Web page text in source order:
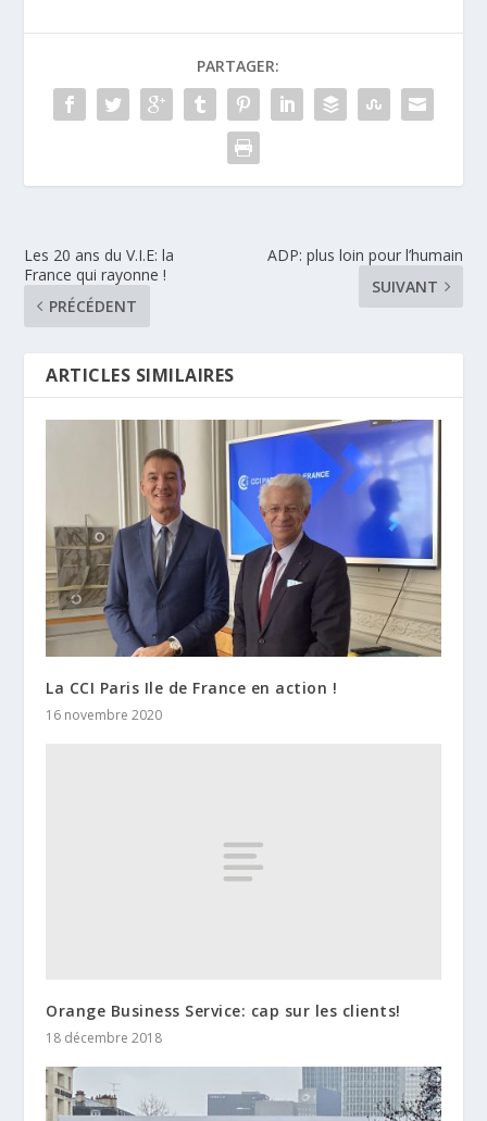
PARTAGER:
Les 20 ans du V.I.E: la
France qui rayonne !
PRÉCÉDENT
ADP: plus loin pour l’humain
SUIVANT
ARTICLES SIMILAIRES
La CCI Paris Ile de France en action !
16 novembre 2020
Orange Business Service: cap sur les clients!
18 décembre 2018